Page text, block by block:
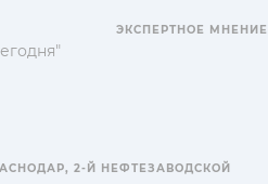
ЭКСПЕРТНОЕ МНЕНИЕ
2-Й НЕФТЕЗАВОДСКОЙ